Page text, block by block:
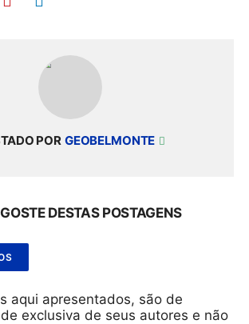
POR GEOBELMONTE
DESTAS POSTAGENS
aqui apresentados, são de
exclusiva de seus autores e não